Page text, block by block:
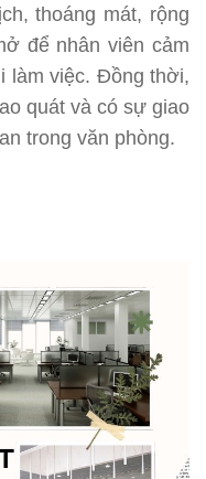
thoáng mát, rộng
để nhân viên cảm
làm việc. Đồng thời,
quát và có sự giao
trong văn phòng.